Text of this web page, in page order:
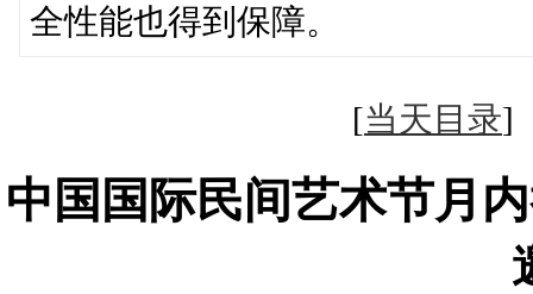
全性能也得到保障。
[当天目录
中国国际民间艺术节月